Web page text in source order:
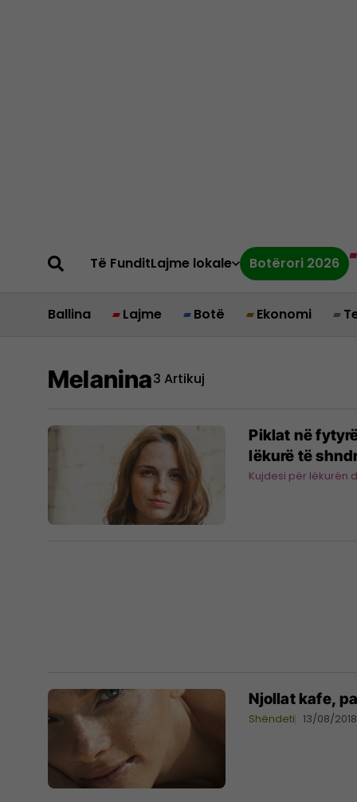
Të FunditLajme lokale Botërori 2026
Ballina Lajme Botë Ekonomi
Melanina3 Artikuj
Piklat në
lëkurë të
Kujdesi për lëkurën
Njollat kafe,
Shëndeti 13/08/2018